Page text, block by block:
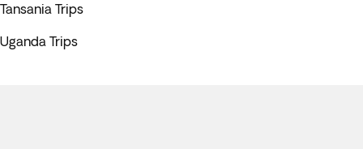
Tansania Trips
Uganda Trips